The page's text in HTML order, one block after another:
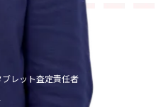
レット査定責任者